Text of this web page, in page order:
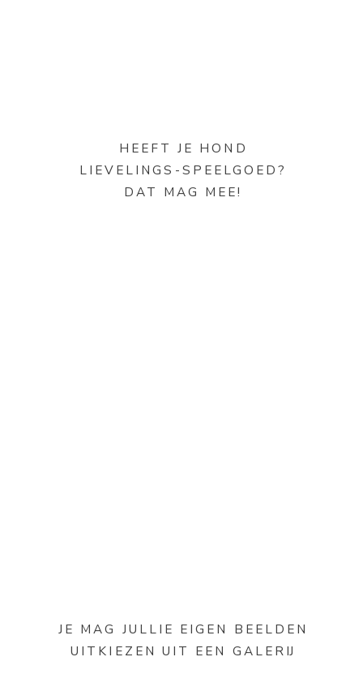
JE MAG JULLIE EIGEN BEELDEN
UITKIEZEN UIT EEN GALERIJ
HEEFT JE HOND
LIEVELINGS-SPEELGOED?
DAT MAG MEE!